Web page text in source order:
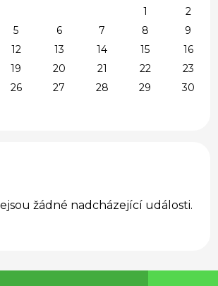
1
2
5 6 7 8
9
12 13 14 15
16
19 20 21 22
23
26 27 28 29
30
žádné nadcházející události.